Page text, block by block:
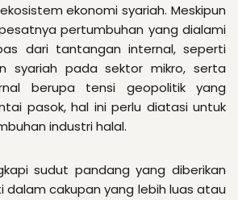
ekonomi syariah. Meskipun
pertumbuhan yang dialami
dari tantangan internal, seperti
syariah pada sektor mikro, serta
berupa tensi geopolitik yang
pasok, hal ini perlu diatasi untuk
industri halal.
sudut pandang yang diberikan
dalam cakupan yang lebih luas atau